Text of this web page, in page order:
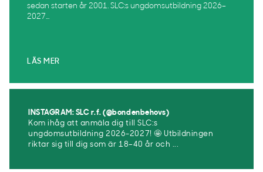
sedan starten år 2001. SLC:s ungdomsutbildning 2026–
2027...
LÄS MER
INSTAGRAM: SLC r.f. (@bondenbehovs)
Kom ihåg att anmäla dig till SLC:s
ungdomsutbildning 2026-2027! 🤩 Utbildningen
riktar sig till dig som är 18–40 år och ...